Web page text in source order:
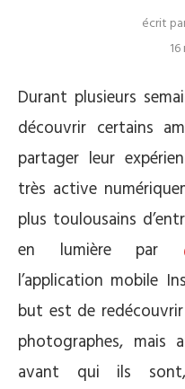
écrit
Durant plusieurs
découvrir certains
partager leur
très active
plus toulousains
en lumière par
l’application mobile
but est de
photographes, mais
avant qui ils